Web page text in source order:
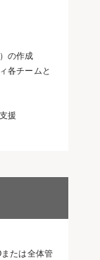
の作成
各チームと
援
たは全体管